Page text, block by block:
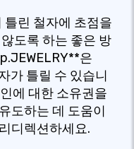
틀린 철자에 초점을
도록 하는 좋은 방
은
가 틀릴 수 있습니
에 대한 소유권을
도하는 데 도움이
디렉션하세요.